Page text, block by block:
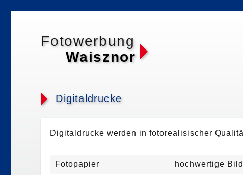
Fotowerbung
Waisznor
Digitaldrucke
Digitaldrucke werden in fotorealisischer
Fotopapier hochwertige